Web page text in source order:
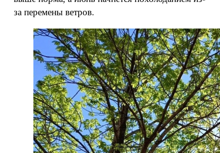
за перемены ветров.